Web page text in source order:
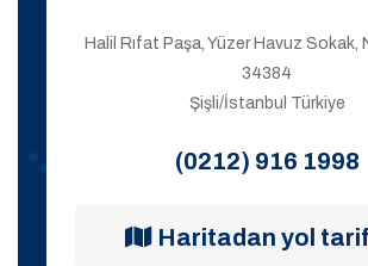
Halil Rıfat Paşa, Yüzer Havuz Sokak,
34384
Şişli/İstanbul Türkiye
(0212) 916 1998
Haritadan yol